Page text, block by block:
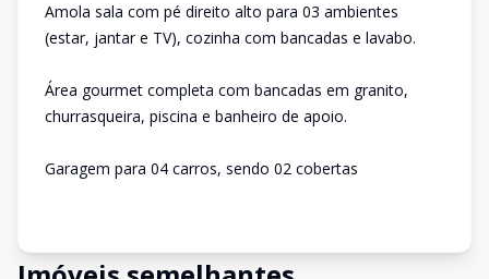
Amola sala com pé direito alto para 03 ambientes
(estar, jantar e TV), cozinha com bancadas e lavabo.
Área gourmet completa com bancadas em granito,
churrasqueira, piscina e banheiro de apoio.
Garagem para 04 carros, sendo 02 cobertas